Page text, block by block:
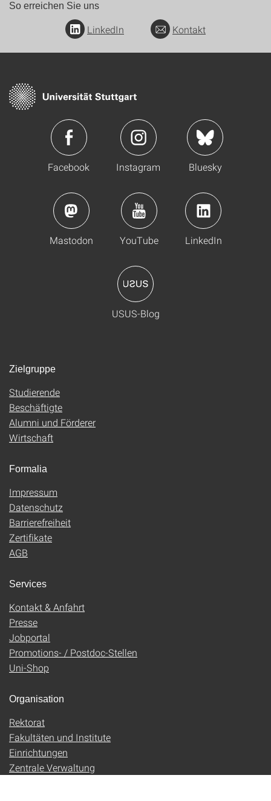
So erreichen Sie uns
LinkedIn Kontakt
Facebook Instagram Bluesky
Mastodon YouTube LinkedIn
USUS-Blog
Zielgruppe
Studierende
Beschäftigte
Alumni und Förderer
Wirtschaft
Formalia
Impressum
Datenschutz
Barrierefreiheit
Zertifikate
AGB
Services
Kontakt & Anfahrt
Presse
Jobportal
Promotions- / Postdoc-Stellen
Uni-Shop
Organisation
Rektorat
Fakultäten und Institute
Einrichtungen
Zentrale Verwaltung